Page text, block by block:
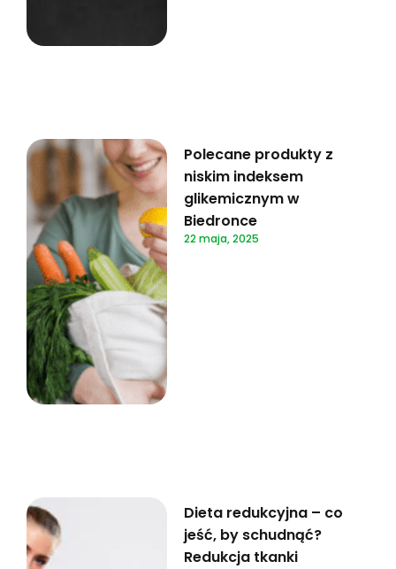
Polecane produkty z
niskim indeksem
glikemicznym w
Biedronce
22 maja, 2025
Dieta redukcyjna – co
jeść, by schudnąć?
Redukcja tkanki